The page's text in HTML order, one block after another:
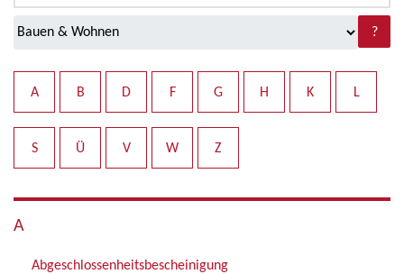
?
A B D F G H K L
S Ü V W Z
A
Abgeschlossenheitsbescheinigung